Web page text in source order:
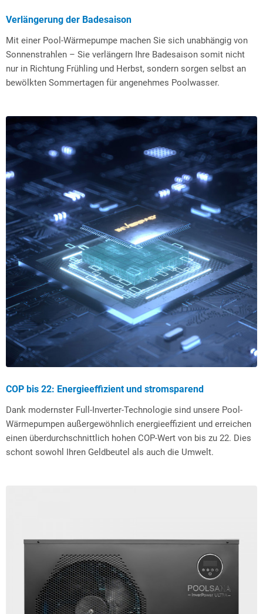
Verlängerung der Badesaison
Mit einer Pool-Wärmepumpe machen Sie sich unabhängig von
Sonnenstrahlen – Sie verlängern Ihre Badesaison somit nicht
nur in Richtung Frühling und Herbst, sondern sorgen selbst an
bewölkten Sommertagen für angenehmes Poolwasser.
COP bis 22: Energieeffizient und stromsparend
Dank modernster Full-Inverter-Technologie sind unsere Pool-
Wärmepumpen außergewöhnlich energieeffizient und erreichen
einen überdurchschnittlich hohen COP-Wert von bis zu 22. Dies
schont sowohl Ihren Geldbeutel als auch die Umwelt.